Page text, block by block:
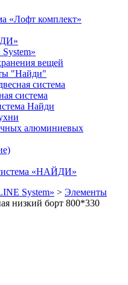
«Лофт комплект»
вещей
"Найди"
система
система
Найди
алюминиевых
«НАЙДИ»
System» > Элементы
низкий борт 800*330